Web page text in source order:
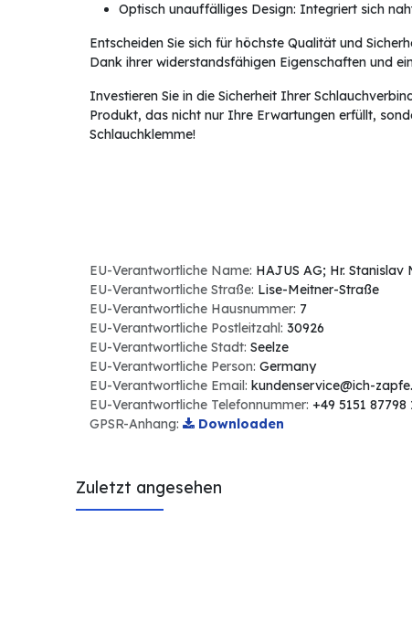
Optisch unauffälliges Design: Integriert sich
Entscheiden Sie sich für höchste Qualität und
Dank ihrer widerstandsfähigen Eigenschaften und
Investieren Sie in die Sicherheit Ihrer
Produkt, das nicht nur Ihre Erwartungen erfüllt,
Schlauchklemme!
EU-Verantwortliche Name: HAJUS AG; Hr. Stanislav
EU-Verantwortliche Straße: Lise-Meitner-Straße
EU-Verantwortliche Hausnummer: 7
EU-Verantwortliche Postleitzahl: 30926
EU-Verantwortliche Stadt: Seelze
EU-Verantwortliche Person: Germany
EU-Verantwortliche Email: kundenservice@ich-
EU-Verantwortliche Telefonnummer: +49 5151 87798
GPSR-Anhang:
Downloaden
Zuletzt angesehen